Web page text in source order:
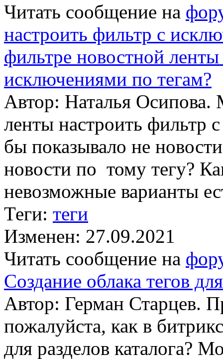
Читать сообщение на
настроить фильтр с
фильтре новостной
исключениями по тегам?
Автор: Наталья
ленты настроить фильтр
бы показывало не
новости по тому тегу?
невозможные варианты
Теги: теги
Изменен: 27.09.2021
Читать сообщение на
Создание облака тегов
Автор: Герман Старцев.
пожалуйста, как в
для разделов каталога?